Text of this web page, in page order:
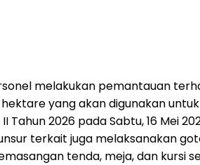
melakukan pemantauan
hektare yang akan digunakan
Tahun 2026 pada Sabtu, 16 Mei
terkait juga melaksanakan
tenda, meja, dan kursi